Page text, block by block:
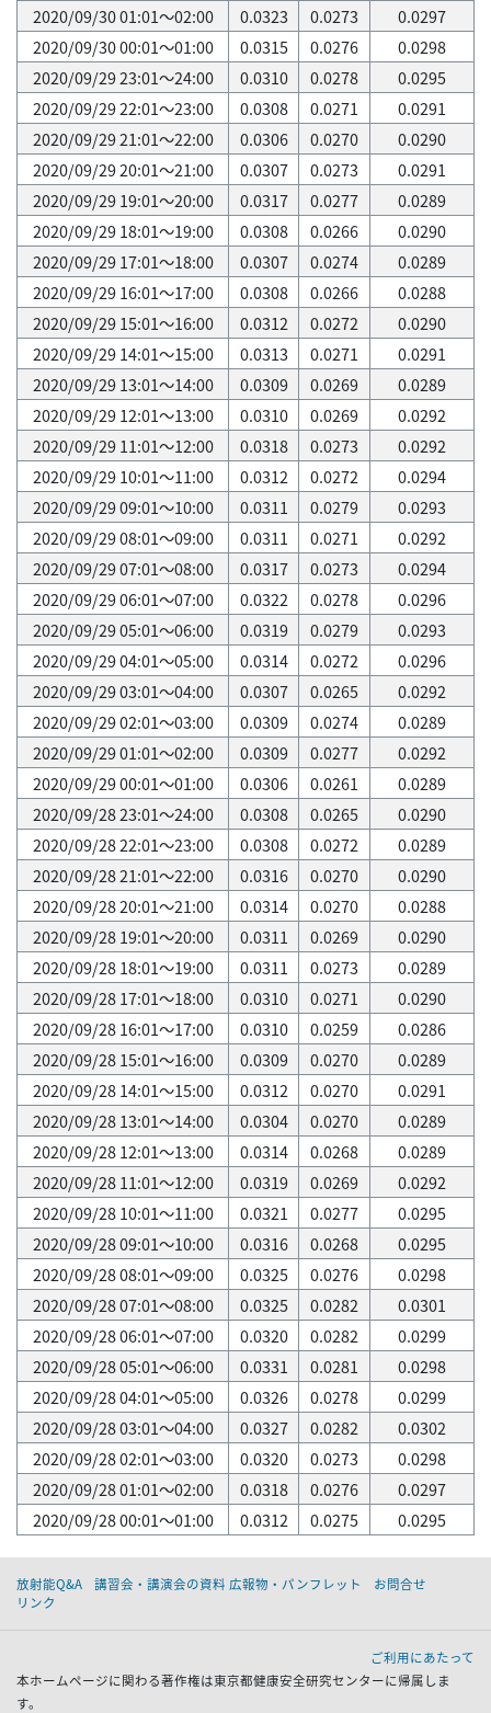
2020/09/30 01:01～02:00
0.0323 0.0273
0.0297
2020/09/30 00:01～01:00
0.0315 0.0276
0.0298
2020/09/29 23:01～24:00
0.0310 0.0278
0.0295
2020/09/29 22:01～23:00
0.0308 0.0271
0.0291
2020/09/29 21:01～22:00
0.0306 0.0270
0.0290
2020/09/29 20:01～21:00
0.0307 0.0273
0.0291
2020/09/29 19:01～20:00
0.0317 0.0277
0.0289
2020/09/29 18:01～19:00
0.0308 0.0266
0.0290
2020/09/29 17:01～18:00
0.0307 0.0274
0.0289
2020/09/29 16:01～17:00
0.0308 0.0266
0.0288
2020/09/29 15:01～16:00
0.0312 0.0272
0.0290
2020/09/29 14:01～15:00
0.0313 0.0271
0.0291
2020/09/29 13:01～14:00
0.0309 0.0269
0.0289
2020/09/29 12:01～13:00
0.0310 0.0269
0.0292
2020/09/29 11:01～12:00
0.0318 0.0273
0.0292
2020/09/29 10:01～11:00
0.0312 0.0272
0.0294
2020/09/29 09:01～10:00
0.0311 0.0279
0.0293
2020/09/29 08:01～09:00
0.0311 0.0271
0.0292
2020/09/29 07:01～08:00
0.0317 0.0273
0.0294
2020/09/29 06:01～07:00
0.0322 0.0278
0.0296
2020/09/29 05:01～06:00
0.0319 0.0279
0.0293
2020/09/29 04:01～05:00
0.0314 0.0272
0.0296
2020/09/29 03:01～04:00
0.0307 0.0265
0.0292
2020/09/29 02:01～03:00
0.0309 0.0274
0.0289
2020/09/29 01:01～02:00
0.0309 0.0277
0.0292
2020/09/29 00:01～01:00
0.0306 0.0261
0.0289
2020/09/28 23:01～24:00
0.0308 0.0265
0.0290
2020/09/28 22:01～23:00
0.0308 0.0272
0.0289
2020/09/28 21:01～22:00
0.0316 0.0270
0.0290
2020/09/28 20:01～21:00
0.0314 0.0270
0.0288
2020/09/28 19:01～20:00
0.0311 0.0269
0.0290
2020/09/28 18:01～19:00
0.0311 0.0273
0.0289
2020/09/28 17:01～18:00
0.0310 0.0271
0.0290
2020/09/28 16:01～17:00
0.0310 0.0259
0.0286
2020/09/28 15:01～16:00
0.0309 0.0270
0.0289
2020/09/28 14:01～15:00
0.0312 0.0270
0.0291
2020/09/28 13:01～14:00
0.0304 0.0270
0.0289
2020/09/28 12:01～13:00
0.0314 0.0268
0.0289
2020/09/28 11:01～12:00
0.0319 0.0269
0.0292
2020/09/28 10:01～11:00
0.0321 0.0277
0.0295
2020/09/28 09:01～10:00
0.0316 0.0268
0.0295
2020/09/28 08:01～09:00
0.0325 0.0276
0.0298
2020/09/28 07:01～08:00
0.0325 0.0282
0.0301
2020/09/28 06:01～07:00
0.0320 0.0282
0.0299
2020/09/28 05:01～06:00
0.0331 0.0281
0.0298
2020/09/28 04:01～05:00
0.0326 0.0278
0.0299
2020/09/28 03:01～04:00
0.0327 0.0282
0.0302
2020/09/28 02:01～03:00
0.0320 0.0273
0.0298
2020/09/28 01:01～02:00
0.0318 0.0276
0.0297
2020/09/28 00:01～01:00
0.0312 0.0275 0.0295
放射能Q&A 講習会・講演会の資料 広報物・パンフレット
お問合せ
リンク
ご利用にあたって
本ホームページに関わる著作権は東京都健康安全研究センターに帰属しま
す。